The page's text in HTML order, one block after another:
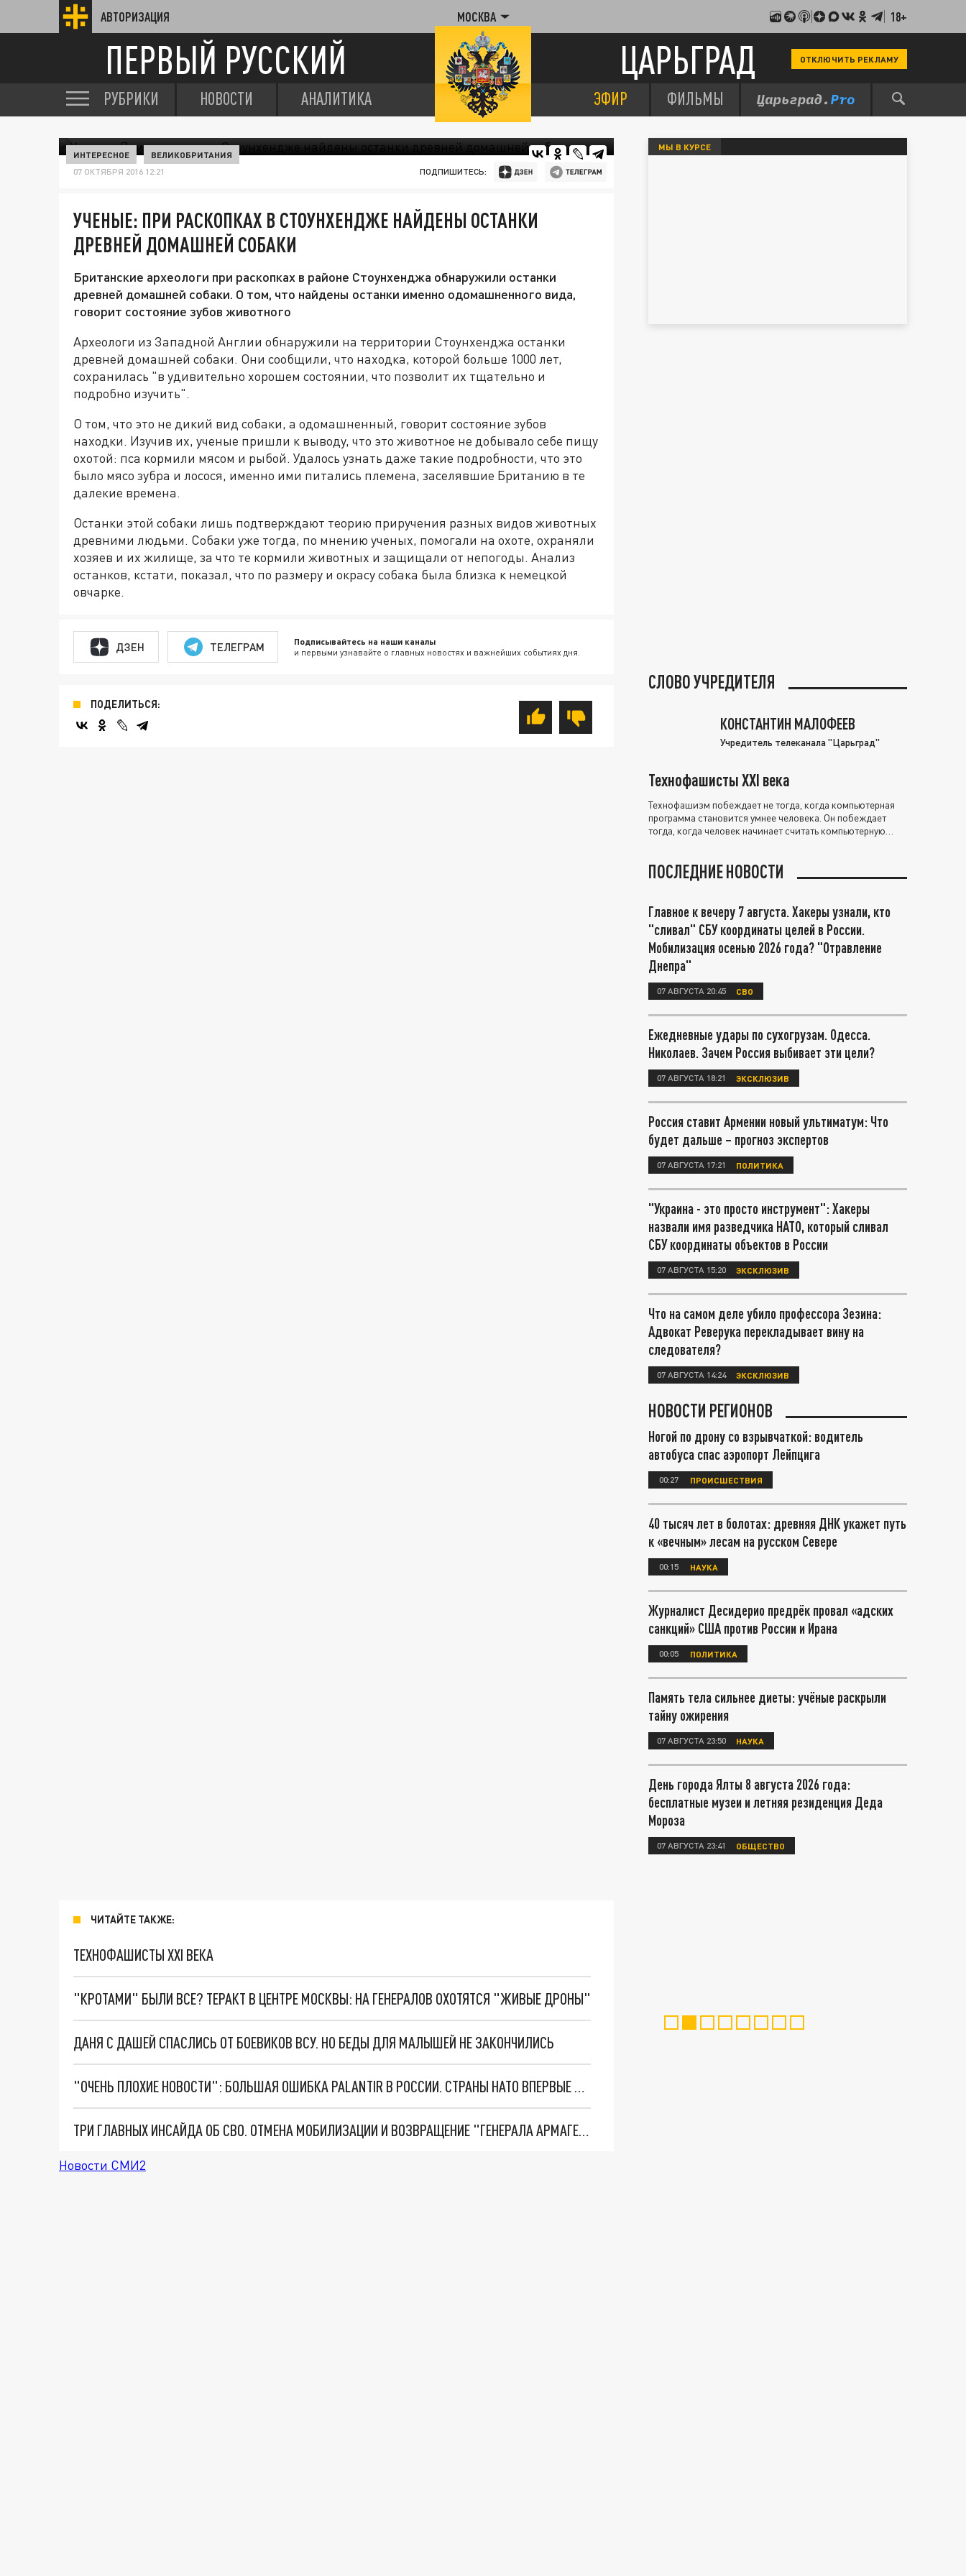
АВТОРИЗАЦИЯ МОСКВА 18+
ПЕРВЫЙ РУССКИЙ ЦАРЬГРАД ОТКЛЮЧИТЬ РЕКЛАМУ
РУБРИКИ НОВОСТИ АНАЛИТИКА ЭФИР ФИЛЬМЫ
ИНТЕРЕСНОЕ ВЕЛИКОБРИТАНИЯ
07 ОКТЯБРЯ 2016 12:21 ПОДПИШИТЕСЬ:
УЧЕНЫЕ: ПРИ РАСКОПКАХ В СТОУНХЕНДЖЕ НАЙДЕНЫ ОСТАНКИ
ДРЕВНЕЙ ДОМАШНЕЙ СОБАКИ
Британские археологи при раскопках в районе Стоунхенджа обнаружили останки
древней домашней собаки. О том, что найдены останки именно одомашненного вида,
говорит состояние зубов животного
Археологи из Западной Англии обнаружили на территории Стоунхенджа останки
древней домашней собаки. Они сообщили, что находка, которой больше 1000 лет,
сохранилась "в удивительно хорошем состоянии, что позволит их тщательно и
подробно изучить".
О том, что это не дикий вид собаки, а одомашненный, говорит состояние зубов
находки. Изучив их, ученые пришли к выводу, что это животное не добывало себе пищу
охотой: пса кормили мясом и рыбой. Удалось узнать даже такие подробности, что это
было мясо зубра и лосося, именно ими питались племена, заселявшие Британию в те
далекие времена.
Останки этой собаки лишь подтверждают теорию приручения разных видов животных
древними людьми. Собаки уже тогда, по мнению ученых, помогали на охоте, охраняли
хозяев и их жилище, за что те кормили животных и защищали от непогоды. Анализ
останков, кстати, показал, что по размеру и окрасу собака была близка к немецкой
овчарке.
ДЗЕН ТЕЛЕГРАМ Подписывайтесь на наши каналы
и первыми узнавайте о главных новостях и важнейших событиях дня.
ПОДЕЛИТЬСЯ:
ЧИТАЙТЕ ТАКЖЕ:
ТЕХНОФАШИСТЫ XXI ВЕКА
"КРОТАМИ" БЫЛИ ВСЕ? ТЕРАКТ В ЦЕНТРЕ МОСКВЫ: НА ГЕНЕРАЛОВ ОХОТЯТСЯ "ЖИВЫЕ ДРОНЫ"
ДАНЯ С ДАШЕЙ СПАСЛИСЬ ОТ БОЕВИКОВ ВСУ. НО БЕДЫ ДЛЯ МАЛЫШЕЙ НЕ ЗАКОНЧИЛИСЬ
"ОЧЕНЬ ПЛОХИЕ НОВОСТИ": БОЛЬШАЯ ОШИБКА PALANTIR В РОССИИ. СТРАНЫ НАТО ВПЕРВЫЕ ЗА СВО ОСТАНОВИЛИ ПОСТАВКИ ОРУЖИЯ. ВСУ ТЕРЯЮТ ПРИГРАНИЧЬЕ?
ТРИ ГЛАВНЫХ ИНСАЙДА ОБ СВО. ОТМЕНА МОБИЛИЗАЦИИ И ВОЗВРАЩЕНИЕ "ГЕНЕРАЛА АРМАГЕДДОНА"? ОТЛИЧНЫЕ НОВОСТИ, КОТОРЫЕ ЖДАЛИ ВСЕ
Новости СМИ2
МЫ В КУРСЕ
СЛОВО УЧРЕДИТЕЛЯ
КОНСТАНТИН МАЛОФЕЕВ
Учредитель телеканала "Царьград"
Технофашисты XXI века
Технофашизм побеждает не тогда, когда компьютерная
программа становится умнее человека. Он побеждает
тогда, когда человек начинает считать компьютерную
ПОСЛЕДНИЕ НОВОСТИ
Главное к вечеру 7 августа. Хакеры узнали, кто
"сливал" СБУ координаты целей в России.
Мобилизация осенью 2026 года? "Отравление
Днепра"
07 АВГУСТА 20:45 СВО
Ежедневные удары по сухогрузам. Одесса.
Николаев. Зачем Россия выбивает эти цели?
07 АВГУСТА 18:21 ЭКСКЛЮЗИВ
Россия ставит Армении новый ультиматум: Что
будет дальше – прогноз экспертов
07 АВГУСТА 17:21 ПОЛИТИКА
"Украина - это просто инструмент": Хакеры
назвали имя разведчика НАТО, который сливал
СБУ координаты объектов в России
07 АВГУСТА 15:20 ЭКСКЛЮЗИВ
Что на самом деле убило профессора Зезина:
Адвокат Реверука перекладывает вину на
следователя?
07 АВГУСТА 14:24 ЭКСКЛЮЗИВ
НОВОСТИ РЕГИОНОВ
Ногой по дрону со взрывчаткой: водитель
автобуса спас аэропорт Лейпцига
00:27 ПРОИСШЕСТВИЯ
40 тысяч лет в болотах: древняя ДНК укажет путь
к «вечным» лесам на русском Севере
00:15 НАУКА
Журналист Десидерио предрёк провал «адских
санкций» США против России и Ирана
00:05 ПОЛИТИКА
Память тела сильнее диеты: учёные раскрыли
тайну ожирения
07 АВГУСТА 23:50 НАУКА
День города Ялты 8 августа 2026 года:
бесплатные музеи и летняя резиденция Деда
Мороза
07 АВГУСТА 23:41 ОБЩЕСТВО